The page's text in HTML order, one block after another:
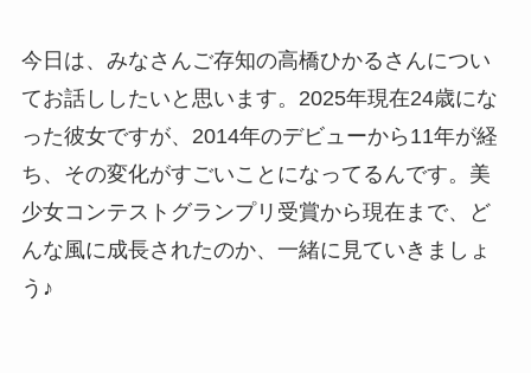
今日は、みなさんご存知の高橋ひかるさんについ
てお話ししたいと思います。2025年現在24歳にな
った彼女ですが、2014年のデビューから11年が経
ち、その変化がすごいことになってるんです。美
少女コンテストグランプリ受賞から現在まで、ど
んな風に成長されたのか、一緒に見ていきましょ
う♪